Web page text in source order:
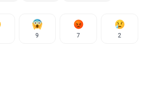
9 7 2